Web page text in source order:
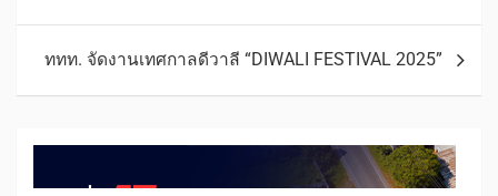
ททท. จัดงานเทศกาลดีวาลี “DIWALI FESTIVAL 2025”